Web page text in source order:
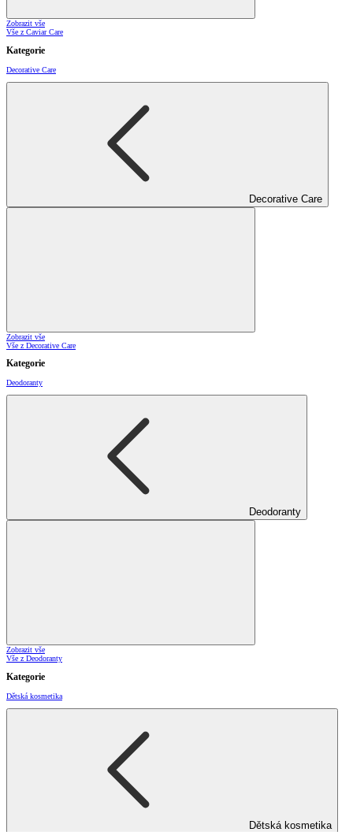
Zobrazit vše
Vše z Caviar Care
Kategorie
Decorative Care
Decorative Care
Zobrazit vše
Vše z Decorative Care
Kategorie
Deodoranty
Deodoranty
Zobrazit vše
Vše z Deodoranty
Kategorie
Dětská kosmetika
Dětská kosmetika